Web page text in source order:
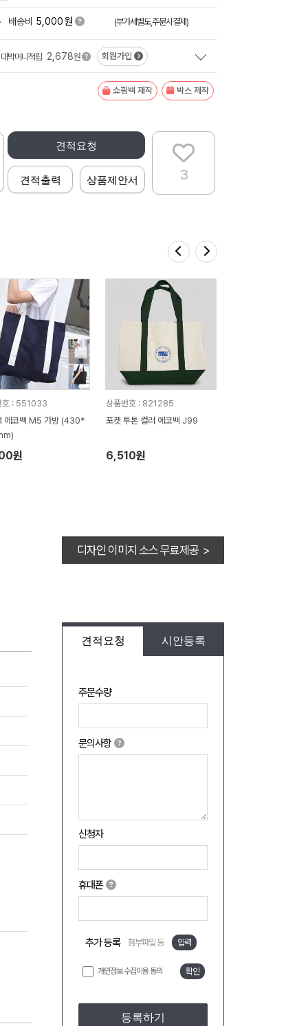
배송비 5,000원 (부가세별도,주문시결제)
대박머니적립 2,678원 회원가입
쇼핑백 제작 박스 제작
3
견적요청
견적출력 상품제안서
호 : 551033
에코백 M5 가방 (430*
원
상품번호 : 821285
포켓 투톤 컬러 에코백 J99
6,510원
디자인 이미지 소스 무료제공 >
견적요청 시안등록
주문수량
문의사항
신청자
휴대폰
추가 등록 첨부파일 등 입력
개인정보 수집이용 동의 확인
등록하기